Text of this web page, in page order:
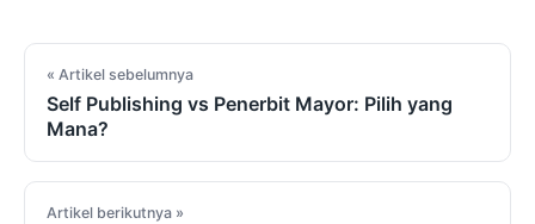
Navigasi artikel
« Artikel sebelumnya
Self Publishing vs Penerbit Mayor: Pilih yang
Mana?
Artikel berikutnya »